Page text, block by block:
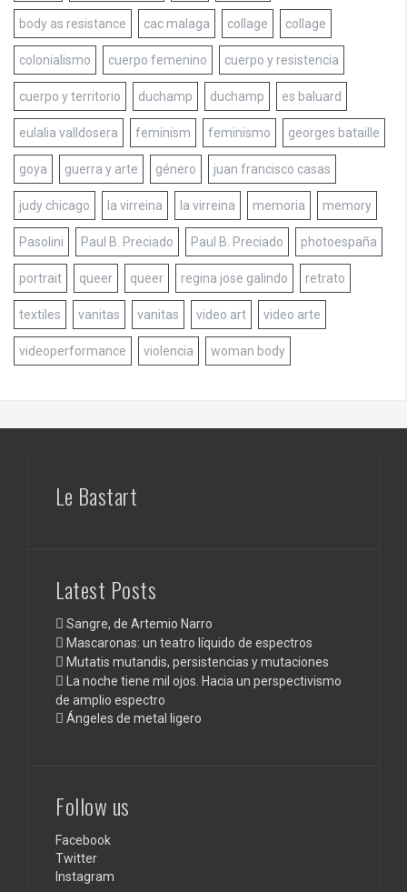
body as resistance cac malaga collage collage
colonialismo cuerpo femenino cuerpo y resistencia
cuerpo y territorio duchamp duchamp es baluard
eulalia valldosera feminism feminismo georges bataille
goya guerra y arte género juan francisco casas
judy chicago la virreina la virreina memoria memory
Pasolini Paul B. Preciado Paul B. Preciado photoespaña
portrait queer queer regina jose galindo retrato
textiles vanitas vanitas video art video arte
videoperformance violencia woman body
Le Bastart
Latest Posts
Sangre, de Artemio Narro
Mascaronas: un teatro líquido de espectros
Mutatis mutandis, persistencias y mutaciones
La noche tiene mil ojos. Hacia un perspectivismo
de amplio espectro
Ángeles de metal ligero
Follow us
Facebook
Twitter
Instagram